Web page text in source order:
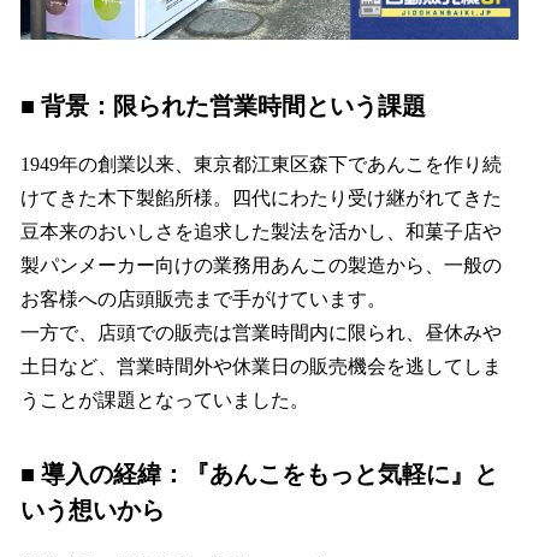
■ 背景：限られた営業時間という課題
1949年の創業以来、東京都江東区森下であんこを作り続
けてきた木下製餡所様。四代にわたり受け継がれてきた
豆本来のおいしさを追求した製法を活かし、和菓子店や
製パンメーカー向けの業務用あんこの製造から、一般の
お客様への店頭販売まで手がけています。
一方で、店頭での販売は営業時間内に限られ、昼休みや
土日など、営業時間外や休業日の販売機会を逃してしま
うことが課題となっていました。
■ 導入の経緯：『あんこをもっと気軽に』と
いう想いから